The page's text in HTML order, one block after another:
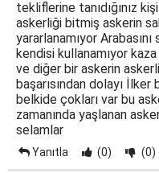
tekliflerine tanıdığınız
askerliği bitmiş askerin
yararlanamıyor
kendisi kullanamıyor
ve diğer bir askerin
başarısından dolayı
belkide çokları var bu
zamanında yaşlanan
selamlar
Yanıtla (0) (0)